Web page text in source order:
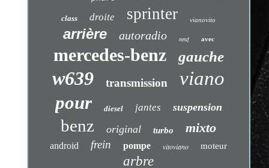
class droite sprinter vianovito
arrière autoradio neuf avec
mercedes-benz gauche
w639 transmission viano
pour diesel jantes suspension
benz original turbo mixto
android frein pompe vitoviano moteur
arbre